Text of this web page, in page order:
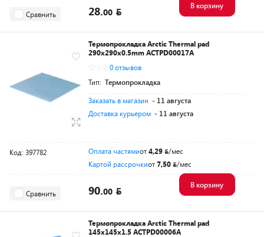
Сравнить 28.00
В корзину
Термопрокладка Arctic Thermal pad
290x290x0.5mm ACTPD00017A
0 отзывов
Тип: Термопрокладка
Заказать в магазин - 11 августа
Доставка курьером - 11 августа
Код: 397782 Оплата частямиот4,29
/мес
Картой рассрочкиот7,50 /мес
Сравнить 90.00
В корзину
Термопрокладка Arctic Thermal pad
145x145x1.5 ACTPD00006A